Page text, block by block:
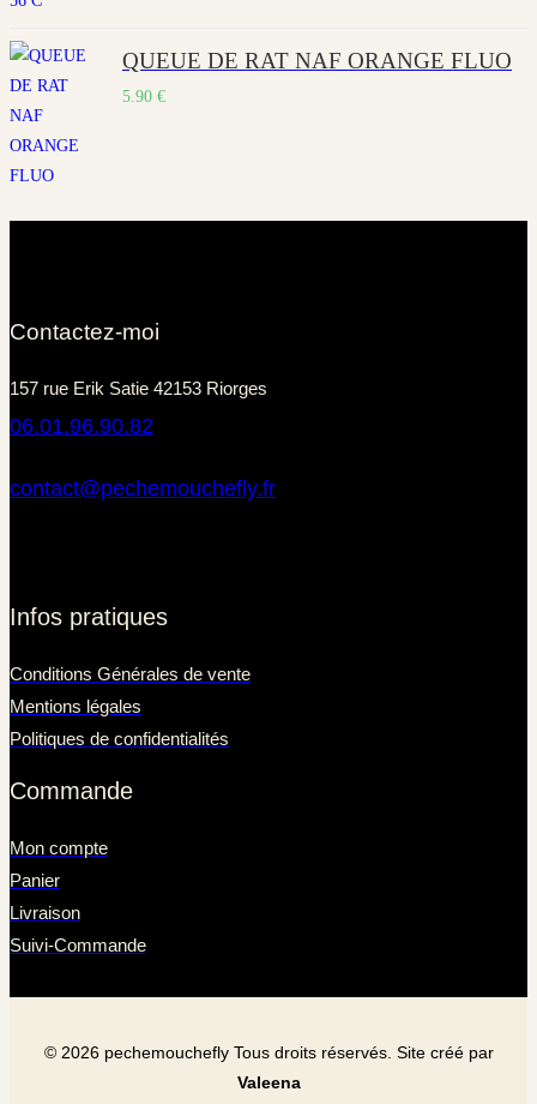
QUEUE DE RAT NAF ORANGE FLUO
5.90 €
Contactez-moi
157 rue Erik Satie 42153 Riorges
06.01.96.90.82
contact@pechemouchefly.fr
Infos pratiques
Conditions Générales de vente
Mentions légales
Politiques de confidentialités
Commande
Mon compte
Panier
Livraison
Suivi-Commande
© 2026pechemouchefly Tous droits réservés. Site créé par
Valeena